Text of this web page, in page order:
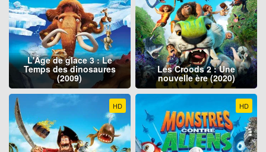
L'Âge de glace 3 : Le
Temps des dinosaures
(2009)
Les Croods 2 : Une
nouvelle ère (2020)
HD HD